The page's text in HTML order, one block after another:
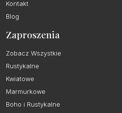
Kontakt
Blog
Zaproszenia
Zobacz Wszystkie
Rustykalne
Kwiatowe
Marmurkowe
Boho i Rustykalne